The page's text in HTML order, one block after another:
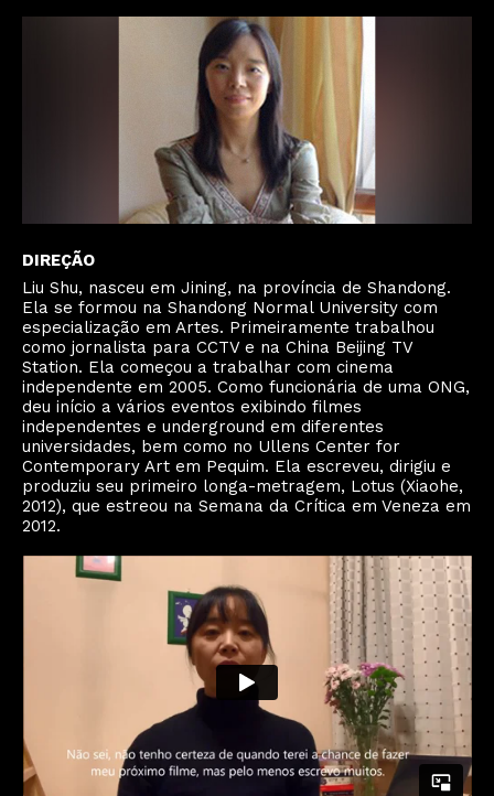
DIREÇÃO
Liu Shu, nasceu em Jining, na província de Shandong.
Ela se formou na Shandong Normal University com
especialização em Artes. Primeiramente trabalhou
como jornalista para CCTV e na China Beijing TV
Station. Ela começou a trabalhar com cinema
independente em 2005. Como funcionária de uma ONG,
deu início a vários eventos exibindo filmes
independentes e underground em diferentes
universidades, bem como no Ullens Center for
Contemporary Art em Pequim. Ela escreveu, dirigiu e
produziu seu primeiro longa-metragem, Lotus (Xiaohe,
2012), que estreou na Semana da Crítica em Veneza em
2012.